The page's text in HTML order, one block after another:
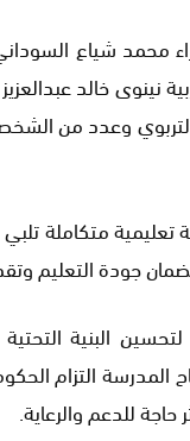
محمد شياع السوداني
نينوى خالد
وعدد من
متكاملة تلبي
جودة التعليم
البنية
التزام
حاجة للدعم والرعاية.